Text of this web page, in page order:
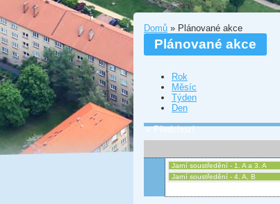
Domů » Plánované akce
Plánované akce
Rok
Měsíc
Týden
Den
« Předchozí
Jarní soustředění - 1. A a 3. A
Jarní soustředění - 4. A, B